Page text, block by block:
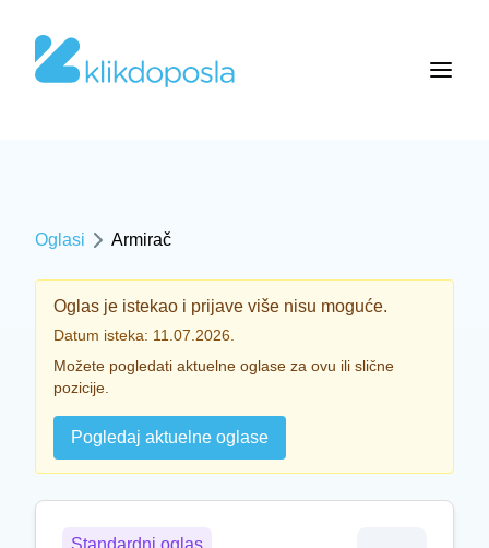
Oglasi Armirač
Oglas je istekao i prijave više nisu moguće.
Datum isteka: 11.07.2026.
Možete pogledati aktuelne oglase za ovu ili slične
pozicije.
Pogledaj aktuelne oglase
Standardni oglas